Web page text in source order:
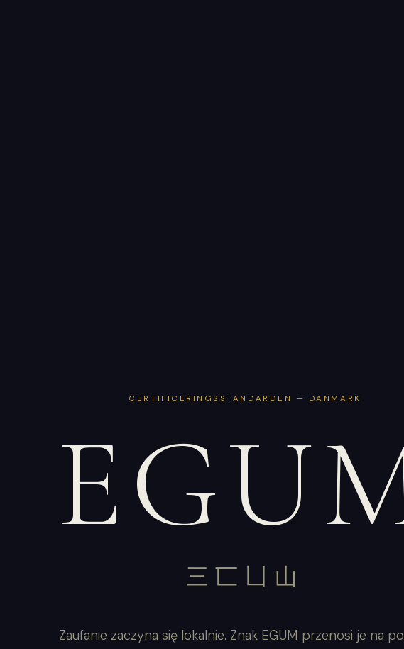
CERTIFICERINGSSTANDARDEN — DANMARK
三匸凵山
Zaufanie zaczyna się lokalnie. Znak EGUM przenosi je na